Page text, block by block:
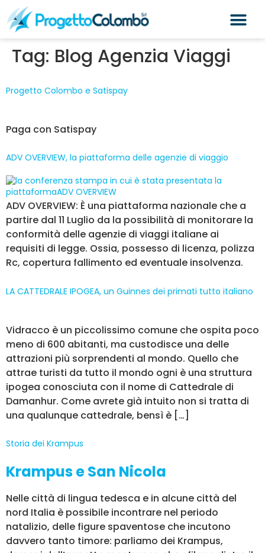
Tag: Blog Agenzia Viaggi
Progetto Colombo e Satispay
Paga con Satispay
ADV OVERVIEW, la piattaforma delle agenzie di viaggio
ADV OVERVIEW: È una piattaforma nazionale che a
partire dal 11 Luglio da la possibilità di monitorare la
conformità delle agenzie di viaggi italiane ai
requisiti di legge. Ossia, possesso di licenza, polizza
Rc, copertura fallimento ed eventuale insolvenza.
LA CATTEDRALE IPOGEA, un Guinnes dei primati tutto italiano
Vidracco è un piccolissimo comune che ospita poco
meno di 600 abitanti, ma custodisce una delle
attrazioni più sorprendenti al mondo. Quello che
attrae turisti da tutto il mondo ogni è una struttura
ipogea conosciuta con il nome di Cattedrale di
Damanhur. Come avrete già intuito non si tratta di
una qualunque cattedrale, bensì è […]
Storia dei Krampus
Krampus e San Nicola
Nelle città di lingua tedesca e in alcune città del
nord Italia è possibile incontrare nel periodo
natalizio, delle figure spaventose che incutono
davvero tanto timore: parliamo dei Krampus,